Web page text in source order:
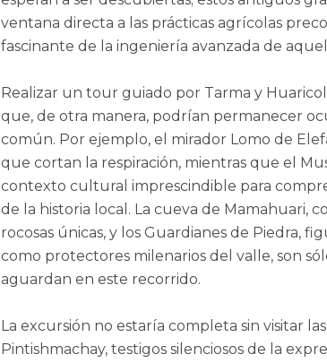
ventana directa a las prácticas agrícolas
fascinante de la ingeniería avanzada de
Realizar un tour guiado por Tarma y
que, de otra manera, podrían permanecer
común. Por ejemplo, el mirador Lomo de
que cortan la respiración, mientras que el
contexto cultural imprescindible para
de la historia local. La cueva de Mamahuari,
rocosas únicas, y los Guardianes de Piedra,
como protectores milenarios del valle, son
aguardan en este recorrido.
La excursión no estaría completa sin visitar
Pintishmachay, testigos silenciosos de la